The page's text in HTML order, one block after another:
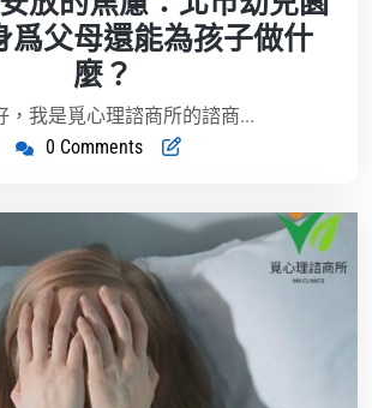
8
月
4
日
迎
藍
爲父母還能為孩子做什
麼？
，我是覓心理諮商所的諮商...
0 Comments